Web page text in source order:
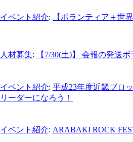
イベント紹介: 【ボランティア＋世
人材募集: 【7/30(土)】 会報の発送
イベント紹介: 平成23年度近畿ブロ
リーダーになろう！
イベント紹介: ARABAKI ROCK